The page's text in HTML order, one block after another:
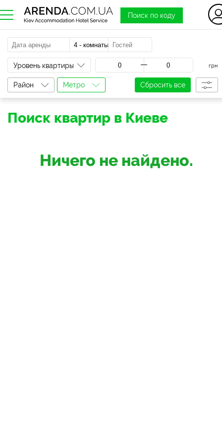
Поиск по коду
Уровень квартиры грн
Район Метро Сбросить все
Поиск квартир в Киеве
Ничего не найдено.